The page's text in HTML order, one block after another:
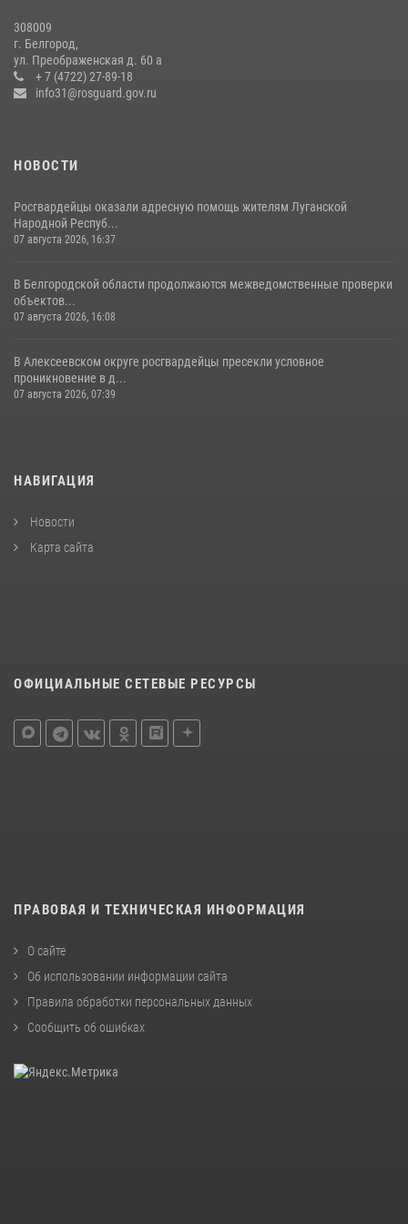
Белгородские росгвардейцы задержали рецидивиста за попытку
кражи из магазина
14 июля 2026, 07:13
308009
г. Белгород,
ул. Преображенская д. 60 а
+ 7 (4722) 27-89-18
info31@rosguard.gov.ru
НОВОСТИ
Росгвардейцы оказали адресную помощь жителям Луганской
Народной Респуб...
07 августа 2026, 16:37
В Белгородской области продолжаются межведомственные проверки
объектов...
07 августа 2026, 16:08
В Алексеевском округе росгвардейцы пресекли условное
проникновение в д...
07 августа 2026, 07:39
НАВИГАЦИЯ
Новости
Карта сайта
ОФИЦИАЛЬНЫЕ СЕТЕВЫЕ РЕСУРСЫ
ПРАВОВАЯ И ТЕХНИЧЕСКАЯ ИНФОРМАЦИЯ
О сайте
Об использовании информации сайта
Правила обработки персональных данных
Сообщить об ошибках